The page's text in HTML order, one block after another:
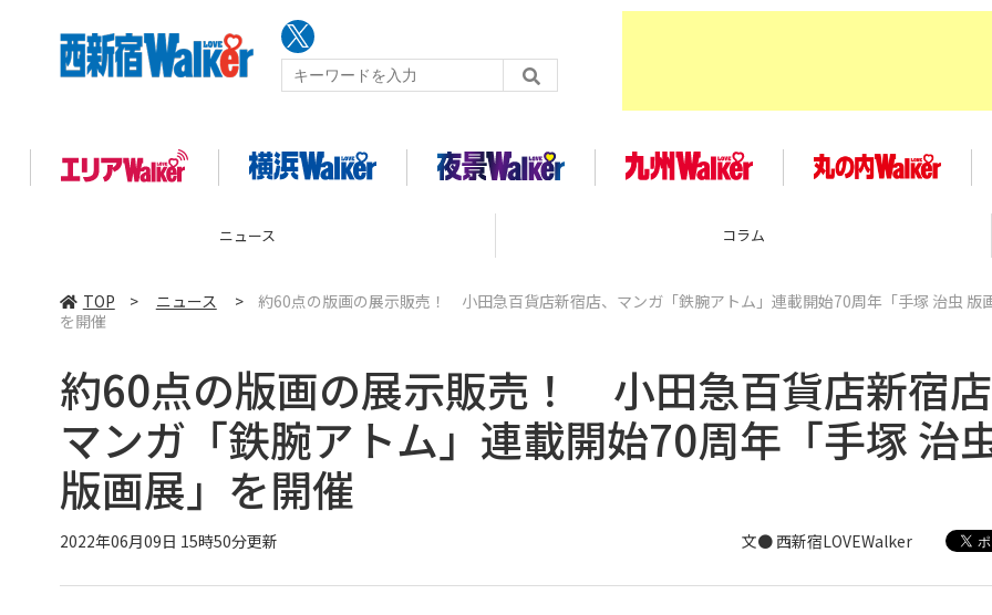
TOP > ニュース >
約60点の版画の展示販売！ 小田急百貨店新宿店、マンガ「鉄腕アトム」連載開始70周年「手塚 治虫 版
を開催
約60点の版画の展示販売！ 小田急百貨店新宿
マンガ「鉄腕アトム」連載開始70周年「手塚 治
版画展」を開催
2022年06月09日 15時50分更新 文● 西新宿LOVEWalker